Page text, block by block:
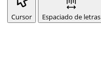
Cursor Espaciado de letras